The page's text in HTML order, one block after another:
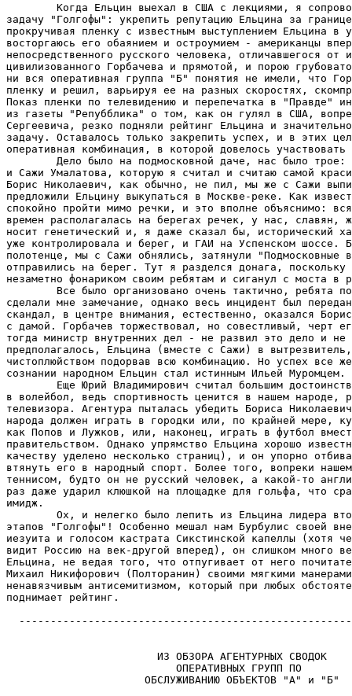
Когда Ельцин выехал в США с лекциями, я
задачу "Голгофы": укрепить репутацию Ельцина за
прокручивая пленку с известным выступлением Ельцина в
восторгаюсь его обаянием и остроумием - американцы
непосредственного русского человека, отличавшегося от
цивилизованного Горбачева и прямотой, и порою
ни вся оперативная группа "Б" понятия не имели, что
пленку и решил, варьируя ее на разных скоростях,
Показ пленки по телевидению и перепечатка в "Правде"
из газеты "Репубблика" о том, как он гулял в США,
Сергеевича, резко подняли рейтинг Ельцина и
задачу. Оставалось только закрепить успех, и в этих
оперативная комбинация, в которой довелось
Дело было на подмосковной даче, нас было трое:
и Сажи Умалатова, которую я считал и считаю самой
Борис Николаевич, как обычно, не пил, мы же с Сажи
предложили Ельцину выкупаться в Москве-реке. Как
спокойно пройти мимо речки, и это вполне объяснимо:
времен располагалась на берегах речек, у нас, славян,
носит генетический и, я даже сказал бы, исторический
уже контролировала и берег, и ГАИ на Успенском шоссе.
полотенце, мы с Сажи обнялись, затянули "Подмосковные
отправились на берег. Тут я разделся донага,
незаметно фонариком своим ребятам и сиганул с моста в
Все было организовано очень тактично, ребята
сделали мне замечание, однако весь инцидент был
скандал, в центре внимания, естественно, оказался
с дамой. Горбачев торжествовал, но совестливый, черт
тогда министр внутренних дел - не развил это дело и не
предполагалось, Ельцина (вместе с Сажи) в
чистоплюйством подорвав всю комбинацию. Но успех все
сознании народном Ельцин стал истинным Ильей Муромцем.
Еще Юрий Владимирович считал большим
в волейбол, ведь спортивность ценится в нашем народе,
телевизора. Агентура пыталась убедить Бориса
народа должен играть в городки или, по крайней мере,
как Попов и Лужков, или, наконец, играть в футбол
правительством. Однако упрямство Ельцина хорошо
качеству уделено несколько страниц), и он упорно
втянуть его в народный спорт. Более того, вопреки
теннисом, будто он не русский человек, а какой-то
раз даже ударил клюшкой на площадке для гольфа, что
имидж.
Ох, и нелегко было лепить из Ельцина лидера
этапов "Голгофы"! Особенно мешал нам Бурбулис своей
иезуита и голосом кастрата Сикстинской капеллы (хотя
видит Россию на век-другой вперед), он слишком много
Ельцина, не ведая того, что отпугивает от него
Михаил Никифорович (Полторанин) своими мягкими
ненавязчивым антисемитизмом, который при любых
поднимает рейтинг.
                        ИЗ ОБЗОРА АГЕНТУРНЫХ СВОДОК
                           ОПЕРАТИВНЫХ ГРУПП ПО
                      ОБСЛУЖИВАНИЮ ОБЪЕКТОВ "А" и "Б"